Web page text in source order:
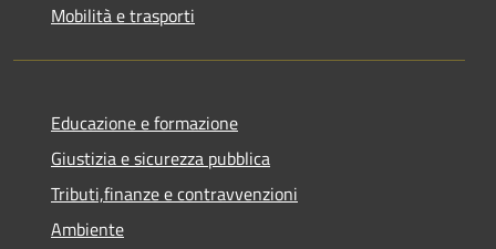
Mobilità e trasporti
Educazione e formazione
Giustizia e sicurezza pubblica
Tributi,finanze e contravvenzioni
Ambiente